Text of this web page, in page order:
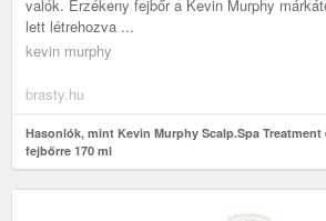
valók. Érzékeny fejbőr a Kevin Murphy
lett létrehozva ...
kevin murphy
brasty.hu
Hasonlók, mint Kevin Murphy Scalp.Spa
fejbőrre 170 ml